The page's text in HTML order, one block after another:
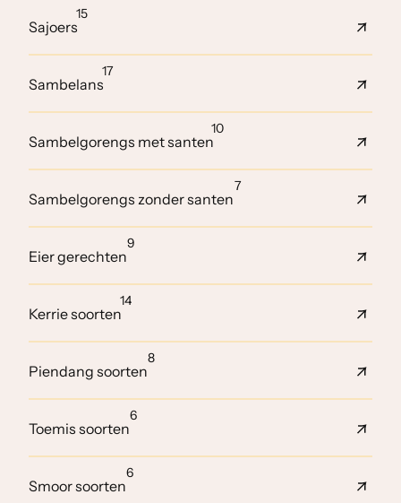
Sajoers
15
Sambelans
17
Sambelgorengs met santen
10
Sambelgorengs zonder santen
7
Eier gerechten
9
Kerrie soorten
14
Piendang soorten
8
Toemis soorten
6
Smoor soorten
6